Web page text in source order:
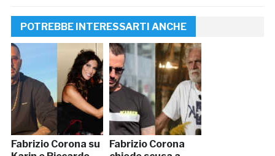
POTREBBE INTERESSARTI ANCHE
Fabrizio Corona su
Fabrizio Corona